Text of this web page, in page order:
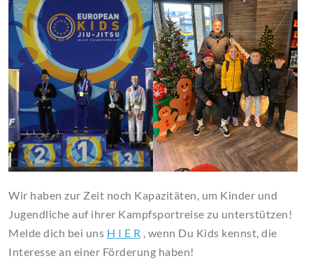
Wir haben zur Zeit noch Kapazitäten, um Kinder und
Jugendliche auf ihrer Kampfsportreise zu unterstützen!
Melde dich bei uns H I E R , wenn Du Kids kennst, die
Interesse an einer Förderung haben!